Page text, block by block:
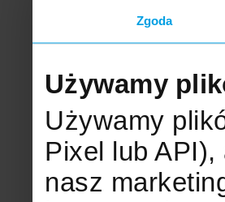
Zgoda
Używamy
Używamy
Pixel lub
nasz